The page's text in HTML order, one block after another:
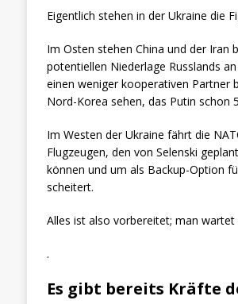
Eigentlich stehen in der Ukraine die
Im Osten stehen China und der Iran
potentiellen Niederlage Russlands
einen weniger kooperativen Partner
Nord-Korea sehen, das Putin schon
Im Westen der Ukraine fährt die
Flugzeugen, den von Selenski
können und um als Backup-Option
scheitert.
Alles ist also vorbereitet; man
.
Es gibt bereits Kräfte